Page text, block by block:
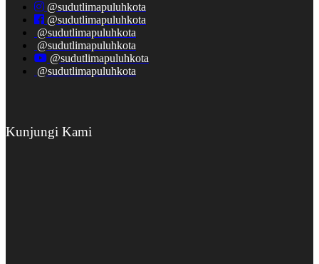
@sudutlimapuluhkota
@sudutlimapuluhkota
@sudutlimapuluhkota
@sudutlimapuluhkota
@sudutlimapuluhkota
@sudutlimapuluhkota
Kunjungi Kami